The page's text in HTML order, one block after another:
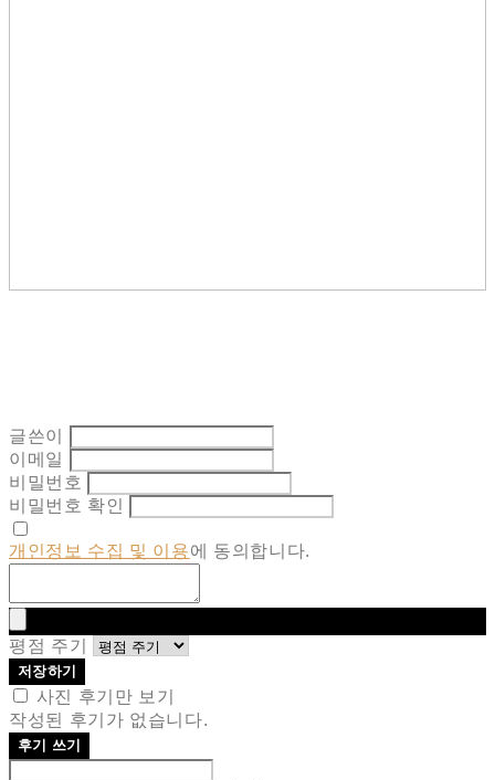
글쓴이
이메일
비밀번호
비밀번호 확인
개인정보 수집 및 이용에 동의합니다.
평점 주기
저장하기
사진 후기만 보기
작성된 후기가 없습니다.
후기 쓰기